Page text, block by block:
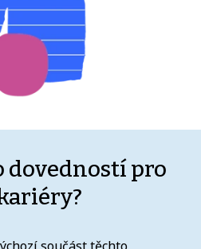
dovedností pro
součást těchto